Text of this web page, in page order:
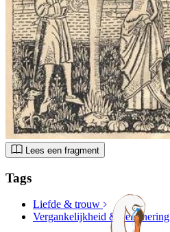
Lees een fragment
Tags
Liefde & trouw
Vergankelijkheid & herinnering